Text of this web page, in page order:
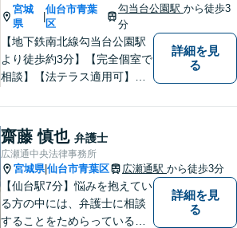
宮城
県
|
仙台市青葉
区
勾当台公園駅から徒歩3
分
【地下鉄南北線勾当台公園駅
より徒歩約3分】【完全個室で
相談】【法テラス適用可】
れず！」をモットーによりよ
い事務所を築いていけるよう
に日々の業務に勤しんでおり
ます。法律問題でお困りの方
はお気軽にご相談ください。
詳細を見
る
齋藤 慎也 弁護士
広瀬通中央法律事務所
宮城県|仙台市青葉区 広瀬通駅 から徒歩3分
【仙台駅7分】悩みを抱えてい
る方の中には、弁護士に相談
することをためらっている方
詳細を見
る